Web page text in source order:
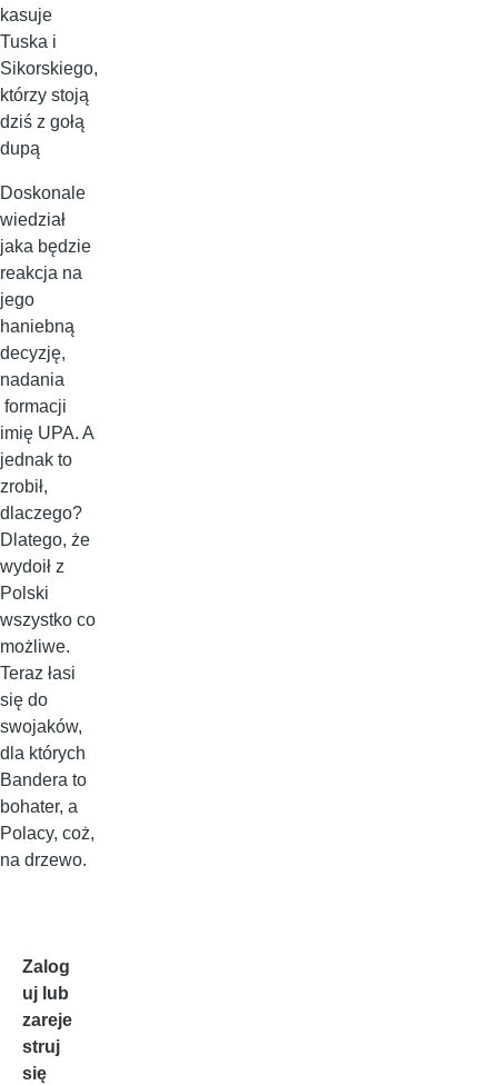
kasuje
Tuska i
Sikorskiego,
którzy stoją
dziś z gołą
dupą
Doskonale
wiedział
jaka będzie
reakcja na
jego
haniebną
decyzję,
nadania
formacji
imię UPA. A
jednak to
zrobił,
dlaczego?
Dlatego, że
wydoił z
Polski
wszystko co
możliwe.
Teraz łasi
się do
swojaków,
dla których
Bandera to
bohater, a
Polacy, coż,
na drzewo.
Zalog
uj lub
zareje
struj
się